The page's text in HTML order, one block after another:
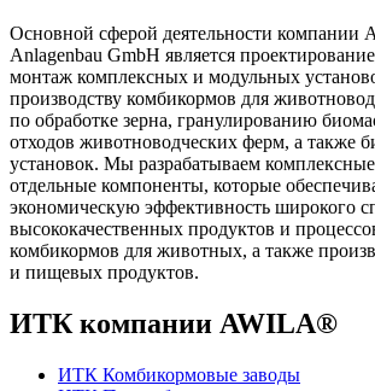
Основной сферой деятельности компании
Anlagenbau GmbH является
монтаж комплексных и модульных
производству комбикормов для
по обработке зерна, гранулированию
отходов животноводческих ферм, а также
установок. Мы разрабатываем
отдельные компоненты, которые
экономическую эффективность широкого
высококачественных продуктов и
комбикормов для животных, а также
и пищевых продуктов.
ИТК компании AWILA®
ИТК Комбикормовые заводы